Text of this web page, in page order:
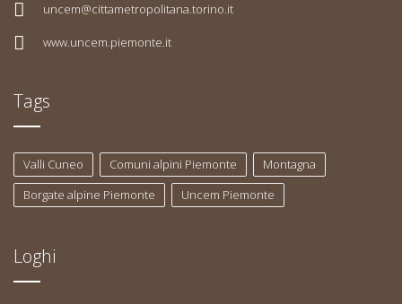
uncem@cittametropolitana.torino.it
www.uncem.piemonte.it
Tags
Valli Cuneo Comuni alpini Piemonte
Montagna
Borgate alpine Piemonte
Uncem Piemonte
Loghi